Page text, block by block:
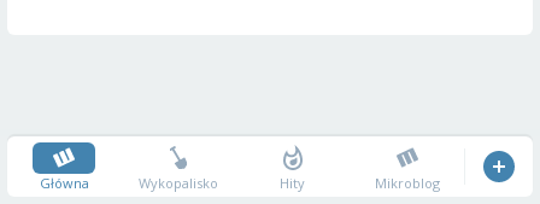
Główna Wykopalisko Hity Mikroblog